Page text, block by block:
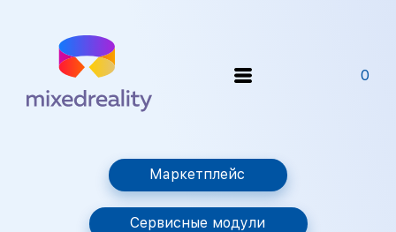
0
Маркетплейс
Сервисные модули